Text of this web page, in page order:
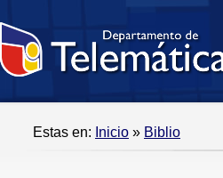
Estas en: Inicio » Biblio